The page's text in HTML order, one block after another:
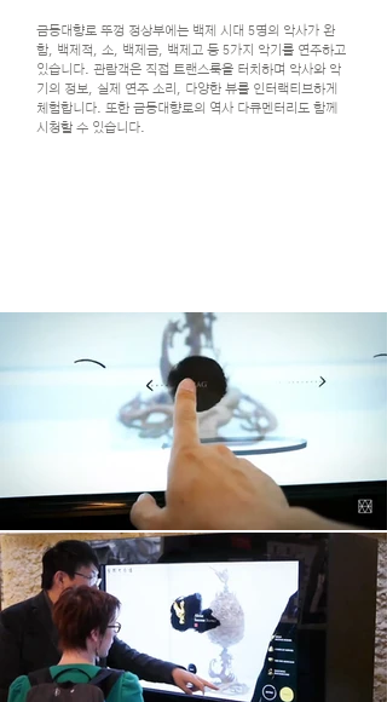
금동대향로 뚜껑 정상부에는 백제 시대 5명의 악사가 완
함, 백제적, 소, 백제금, 백제고 등 5가지 악기를 연주하고
있습니다. 관람객은 직접 트랜스룩을 터치하며 악사와 악
기의 정보, 실제 연주 소리, 다양한 뷰를 인터랙티브하게
체험합니다. 또한 금동대향로의 역사 다큐멘터리도 함께
시청할 수 있습니다.